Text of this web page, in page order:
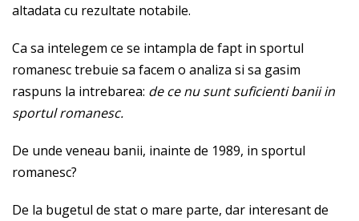
altadata cu rezultate notabile.
Ca sa intelegem ce se intampla de fapt in sportul
romanesc trebuie sa facem o analiza si sa gasim
raspuns la intrebarea: de ce nu sunt suficienti banii in
sportul romanesc.
De unde veneau banii, inainte de 1989, in sportul
romanesc?
De la bugetul de stat o mare parte, dar interesant de